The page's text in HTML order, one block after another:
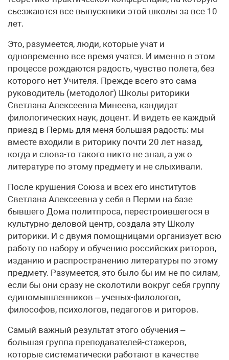
сьезжаются все выпускники этой школы за все 10
лет.
Это, разумеется, люди, которые учат и
одновременно все время учатся. И именно в этом
процессе рождаются радость, чувство полета, без
которого нет Учителя. Прежде всего это сама
руководитель (методолог) Школы риторики
Светлана Алексеевна Минеева, кандидат
филологических наук, доцент. И видеть ее каждый
приезд в Пермь для меня большая радость: мы
вместе входили в риторику почти 20 лет назад,
когда и слова-то такого никто не знал, а уж о
литературе по этому предмету и не слыхивали.
После крушения Союза и всех его институтов
Светлана Алексеевна у себя в Перми на базе
бывшего Дома политпроса, перестроившегося в
культурно-деловой центр, создала эту Школу
риторики. И с двумя помощницами организует всю
работу по набору и обучению российских риторов,
изданию и распространению литературы по этому
предмету. Разумеется, это было бы им не по силам,
если бы они сразу не сколотили вокруг себя группу
единомышленников – ученых-филологов,
философов, психологов, педагогов и риторов.
Самый важный результат этого обучения –
большая группа преподавателей-стажеров,
которые систематически работают в качестве